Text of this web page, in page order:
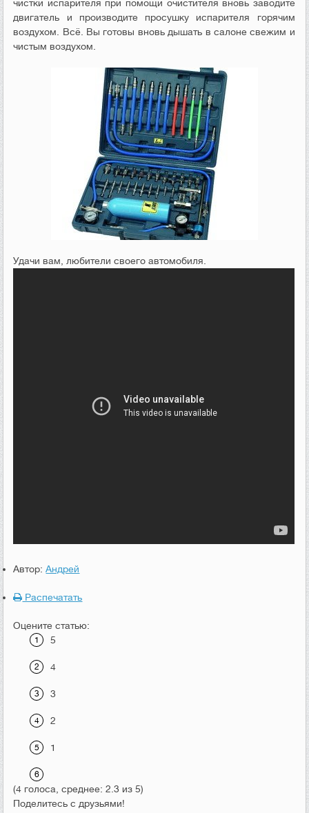
чистки испарителя при помощи очистителя вновь заводите
двигатель и производите просушку испарителя горячим
воздухом. Всё. Вы готовы вновь дышать в салоне свежим и
чистым воздухом.
Удачи вам, любители своего автомобиля.
Автор:Андрей
Распечатать
Оцените статью:
5
4
3
2
1
(4 голоса, среднее: 2.3 из 5)
Поделитесь с друзьями!